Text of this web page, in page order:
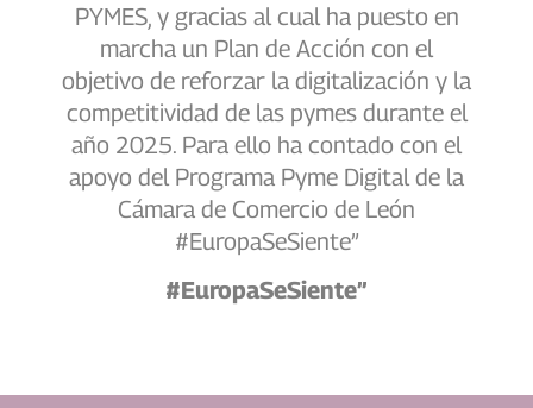
PYMES, y gracias al cual ha puesto en
marcha un Plan de Acción con el
objetivo de reforzar la digitalización y la
competitividad de las pymes durante el
año 2025. Para ello ha contado con el
apoyo del Programa Pyme Digital de la
Cámara de Comercio de León
#EuropaSeSiente”
#EuropaSeSiente”